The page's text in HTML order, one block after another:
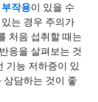
작용이 있을 수
는 경우 주의가
처음 섭취할 때는
응을 살펴보는 것
기능 저하증이 있
상담하는 것이 좋